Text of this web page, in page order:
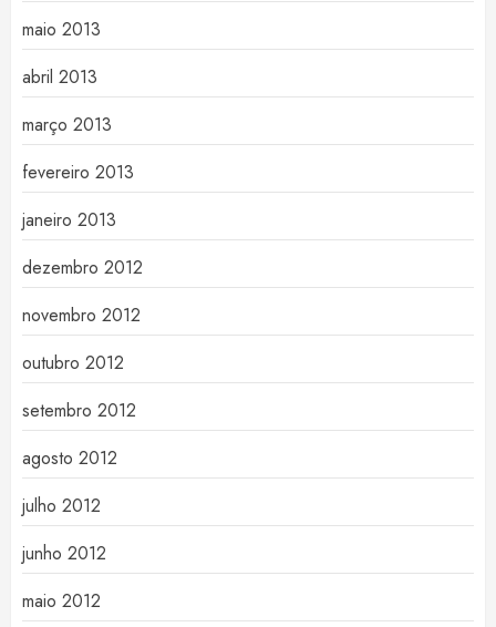
maio 2013
abril 2013
março 2013
fevereiro 2013
janeiro 2013
dezembro 2012
novembro 2012
outubro 2012
setembro 2012
agosto 2012
julho 2012
junho 2012
maio 2012